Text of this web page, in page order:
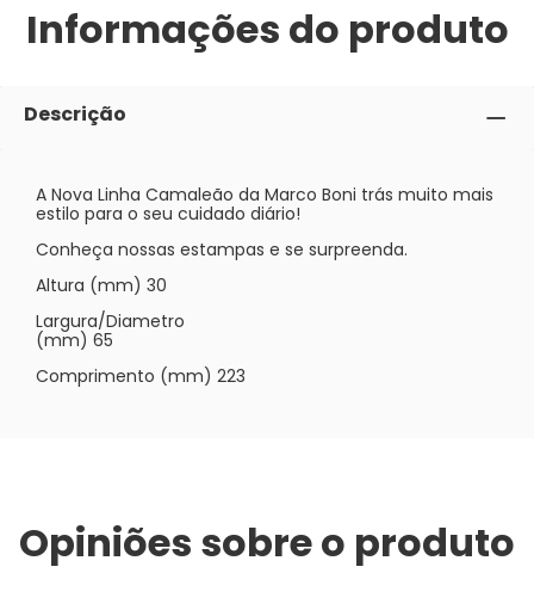
Informações do produto
Descrição
A Nova Linha Camaleão da Marco Boni trás muito mais
estilo para o seu cuidado diário!
Conheça nossas estampas e se surpreenda.
Altura (mm) 30
Largura/Diametro
(mm) 65
Comprimento (mm) 223
Opiniões sobre o produto